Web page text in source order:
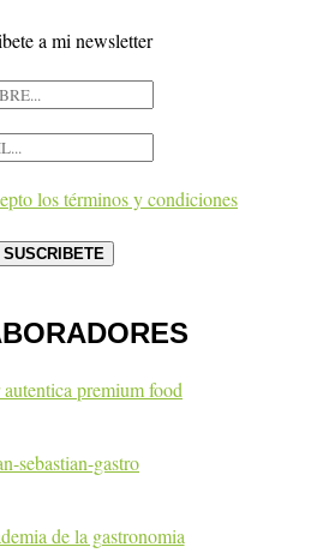
a mi newsletter
los términos y condiciones